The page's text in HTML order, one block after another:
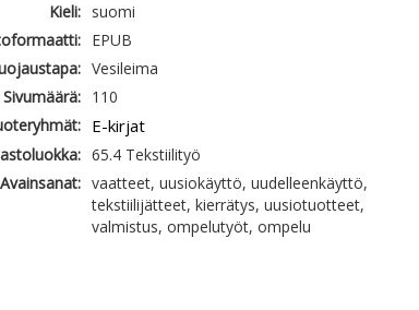
Kieli:
suomi
EPUB
Vesileima
Sivumäärä:
110
E-kirjat
65.4 Tekstiilityö
Avainsanat: vaatteet, uusiokäyttö, uudelleenkäyttö,
tekstiilijätteet, kierrätys, uusiotuotteet,
valmistus, ompelutyöt, ompelu